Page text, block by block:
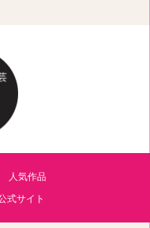
人気作品
式サイト